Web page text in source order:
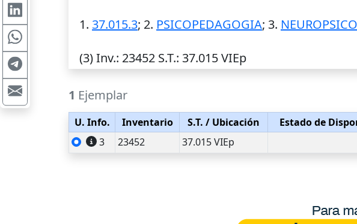
1. 37.015.3; 2. PSICOPEDAGOGIA; 3.
(3)Inv.: 23452 S.T.: 37.015 VIEp
1 Ejemplar
U. Info. Inventario S.T. / Ubicación Estado de
3
23452 37.015 VIEp